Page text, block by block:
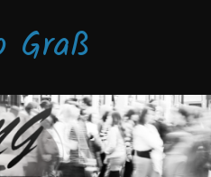
Graß